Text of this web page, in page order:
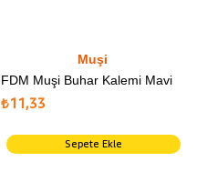
Muşi
FDM Muşi Buhar Kalemi Mavi
₺11,33
Sepete Ekle